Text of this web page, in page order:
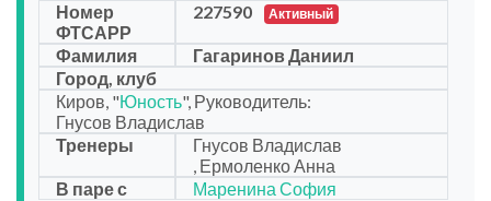
Номер
ФТСАРР
227590 Активный
Фамилия
Гагаринов Даниил
Город, клуб
Киров, "Юность", Руководитель:
Гнусов Владислав
Тренеры
Гнусов Владислав
, Ермоленко Анна
В паре с
Маренина София